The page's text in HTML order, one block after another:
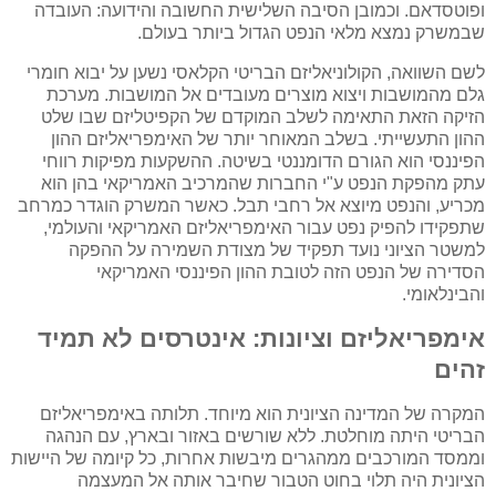
ופוטסדאם. וכמובן הסיבה השלישית החשובה והידועה: העובדה
שבמשרק נמצא מלאי הנפט הגדול ביותר בעולם.
לשם השוואה, הקולוניאליזם הבריטי הקלאסי נשען על יבוא חומרי
גלם מהמושבות ויצוא מוצרים מעובדים אל המושבות. מערכת
הזיקה הזאת התאימה לשלב המוקדם של הקפיטליזם שבו שלט
ההון התעשייתי. בשלב המאוחר יותר של האימפריאליזם ההון
הפיננסי הוא הגורם הדומננטי בשיטה. ההשקעות מפיקות רווחי
עתק מהפקת הנפט ע"י החברות שהמרכיב האמריקאי בהן הוא
מכריע, והנפט מיוצא אל רחבי תבל. כאשר המשרק הוגדר כמרחב
שתפקידו להפיק נפט עבור האימפריאליזם האמריקאי והעולמי,
למשטר הציוני נועד תפקיד של מצודת השמירה על ההפקה
הסדירה של הנפט הזה לטובת ההון הפיננסי האמריקאי
והבינלאומי.
אימפריאליזם וציונות: אינטרסים לא תמיד
זהים
המקרה של המדינה הציונית הוא מיוחד. תלותה באימפריאליזם
הבריטי היתה מוחלטת. ללא שורשים באזור ובארץ, עם הנהגה
וממסד המורכבים ממהגרים מיבשות אחרות, כל קיומה של היישות
הציונית היה תלוי בחוט הטבור שחיבר אותה אל המעצמה